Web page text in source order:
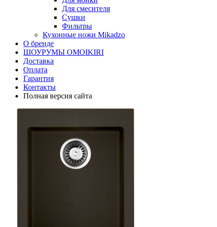
Для смесителя
Сушки
Фильтры
Кухонные ножи Mikadzo
О бренде
ШОУРУМЫ OMOIKIRI
Доставка
Оплата
Гарантия
Контакты
Полная версия сайта